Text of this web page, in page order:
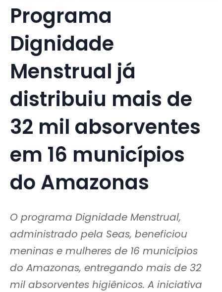
Programa
Dignidade
Menstrual já
distribuiu mais de
32 mil absorventes
em 16 municípios
do Amazonas
O programa Dignidade Menstrual,
administrado pela Seas, beneficiou
meninas e mulheres de 16 municípios
do Amazonas, entregando mais de 32
mil absorventes higiênicos. A iniciativa